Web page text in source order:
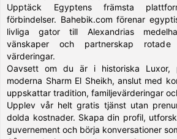
Upptäck Egyptens främsta
förbindelser. Bahebik.com förenar
livliga gator till Alexandrias
vänskaper och partnerskap
värderingar.
Oavsett om du är i historiska Luxor,
moderna Sharm El Sheikh, anslut med
uppskattar tradition, familjevärderingar
Upplev vår helt gratis tjänst utan
dolda kostnader. Skapa din profil,
guvernement och börja konversationer